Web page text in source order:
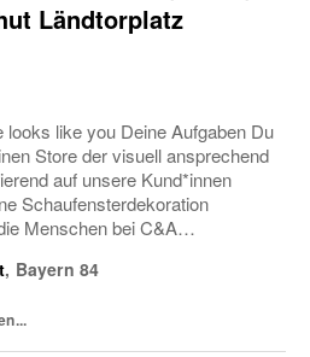
Ländtorplatz
looks like you Deine Aufgaben Du
Store der visuell ansprechend
auf unsere Kund*innen
Schaufensterdekoration
Menschen bei C&A
aus dem Verkauf an,
, Bayern 84